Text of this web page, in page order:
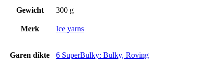
Gewicht 300 g
Merk Ice yarns
Garen dikte 6 SuperBulky: Bulky, Roving